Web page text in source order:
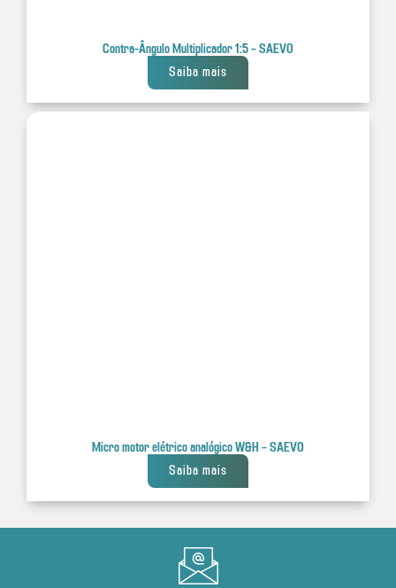
Contra-Ângulo Multiplicador 1:5 – SAEVO
Saiba mais
Micro motor elétrico analógico W&H – SAEVO
Saiba mais